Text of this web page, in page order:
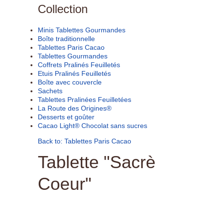
Collection
Minis Tablettes Gourmandes
Boîte traditionnelle
Tablettes Paris Cacao
Tablettes Gourmandes
Coffrets Pralinés Feuilletés
Etuis Pralinés Feuilletés
Boîte avec couvercle
Sachets
Tablettes Pralinées Feuilletées
La Route des Origines®
Desserts et goûter
Cacao Light® Chocolat sans sucres
Back to: Tablettes Paris Cacao
Tablette "Sacrè
Coeur"